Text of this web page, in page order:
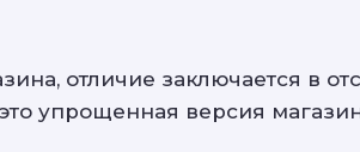
отличие заключается в
упрощенная версия